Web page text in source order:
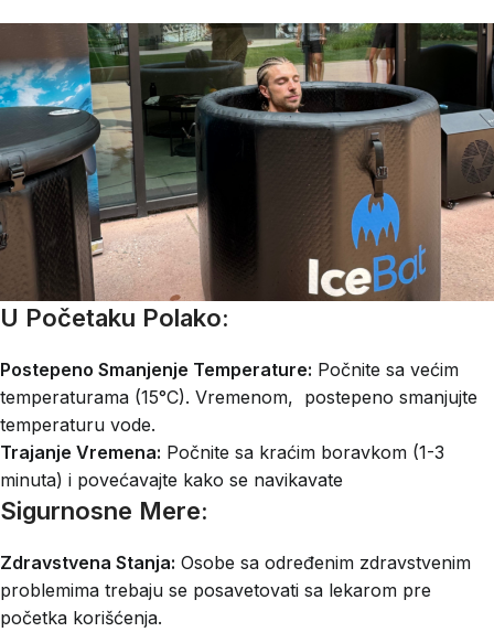
U Početaku Polako:
Postepeno Smanjenje Temperature: Počnite sa većim
temperaturama (15°C). Vremenom, postepeno smanjujte
temperaturu vode.
Trajanje Vremena: Počnite sa kraćim boravkom (1-3
minuta) i povećavajte kako se navikavate
Sigurnosne Mere:
Zdravstvena Stanja: Osobe sa određenim zdravstvenim
problemima trebaju se posavetovati sa lekarom pre
početka korišćenja.